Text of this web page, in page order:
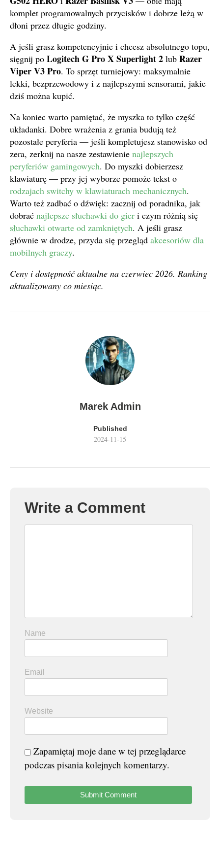
komplet programowalnych przycisków i dobrze leżą w
dłoni przez długie godziny.
A jeśli grasz kompetencyjnie i chcesz absolutnego topu,
sięgnij po Logitech G Pro X Superlight 2 lub Razer
Viper V3 Pro. To sprzęt turniejowy: maksymalnie
lekki, bezprzewodowy i z najlepszymi sensorami, jakie
dziś można kupić.
Na koniec warto pamiętać, że myszka to tylko część
układanki. Dobre wrażenia z grania budują też
pozostałe peryferia — jeśli kompletujesz stanowisko od
zera, zerknij na nasze zestawienie najlepszych
peryferiów gamingowych. Do myszki dobierzesz
klawiaturę — przy jej wyborze pomoże tekst o
rodzajach switchy w klawiaturach mechanicznych.
Warto też zadbać o dźwięk: zacznij od poradnika, jak
dobrać najlepsze słuchawki do gier i czym różnią się
słuchawki otwarte od zamkniętych. A jeśli grasz
głównie w drodze, przyda się przegląd akcesoriów dla
mobilnych graczy.
Ceny i dostępność aktualne na czerwiec 2026. Ranking
aktualizowany co miesiąc.
Marek Admin
Published
2024-11-15
Write a Comment
Name
Email
Website
Zapamiętaj moje dane w tej przeglądarce
podczas pisania kolejnych komentarzy.